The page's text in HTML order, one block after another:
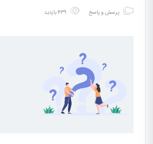
پرسش و پاسخ ۴۳۹ بازدید